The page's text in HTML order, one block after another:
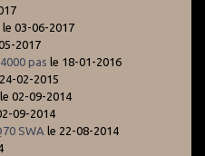
le 03-06-2017
2017
pas le 18-01-2016
02-2015
le 02-09-2014
09-2014
SWA le 22-08-2014